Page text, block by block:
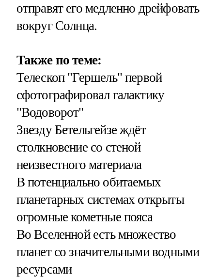
отправят его медленно дрейфовать
вокруг Солнца.
Также по теме:
Телескоп "Гершель" первой
сфотографировал галактику
"Водоворот"
Звезду Бетельгейзе ждёт
столкновение со стеной
неизвестного материала
В потенциально обитаемых
планетарных системах открыты
огромные кометные пояса
Во Вселенной есть множество
планет со значительными водными
ресурсами